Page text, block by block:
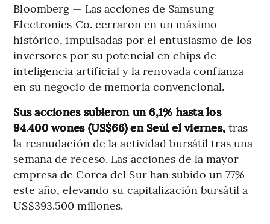
Bloomberg — Las acciones de Samsung
Electronics Co. cerraron en un máximo
histórico, impulsadas por el entusiasmo de los
inversores por su potencial en chips de
inteligencia artificial y la renovada confianza
en su negocio de memoria convencional.
Sus acciones subieron un 6,1% hasta los
94.400 wones (US$66) en Seúl el viernes, tras
la reanudación de la actividad bursátil tras una
semana de receso. Las acciones de la mayor
empresa de Corea del Sur han subido un 77%
este año, elevando su capitalización bursátil a
US$393.500 millones.